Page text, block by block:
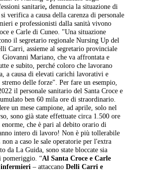
sanitarie,denuncia la situazione di
verifica a causa della carenza di personale
e professionisti dalla sanità vivono
e Carle di Cuneo. "Una situazione
il segretario regionale Nursing Up del
Carri, assieme al segretario provinciale
Mariano, che va affrontata e
e subito, perché coloro che lavorano
a causa di elevati carichi lavorativi e
delle forze". Per fare un esempio,
il personale sanitario del Santa Croce e
ben 60 mila ore di straordinario.
un mese campione, ad aprile, solo nel
sono già state effettuate circa 1.500 ore
che è pari al debito orario di
intero di lavoro! Non è più tollerabile
a caso le sale operatorie per l'extra
da La Guida, sono state bloccate sia
pomeriggio. “Al Santa Croce e Carle
infermieri – attaccanoDelli Carri e